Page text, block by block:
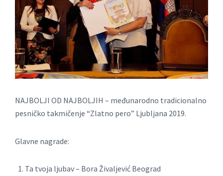
NAJBOLJI OD NAJBOLJIH – međunarodno tradicionalno
pesničko takmičenje “Zlatno pero” Ljubljana 2019.
Glavne nagrade:
Ta tvoja ljubav – Bora Živaljević Beograd